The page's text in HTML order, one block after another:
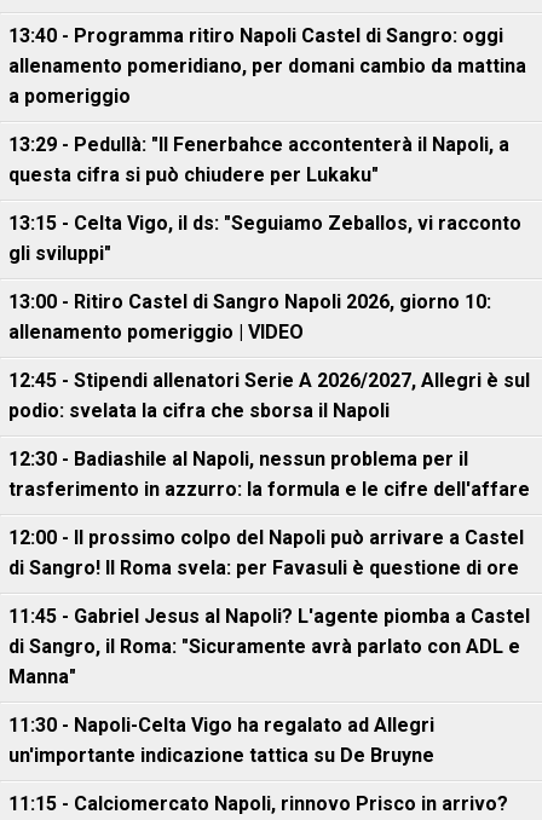
13:40 - Programma ritiro Napoli Castel di Sangro: oggi
allenamento pomeridiano, per domani cambio da mattina
a pomeriggio
13:29 - Pedullà: "Il Fenerbahce accontenterà il Napoli, a
questa cifra si può chiudere per Lukaku"
13:15 - Celta Vigo, il ds: "Seguiamo Zeballos, vi racconto
gli sviluppi"
13:00 - Ritiro Castel di Sangro Napoli 2026, giorno 10:
allenamento pomeriggio | VIDEO
12:45 - Stipendi allenatori Serie A 2026/2027, Allegri è sul
podio: svelata la cifra che sborsa il Napoli
12:30 - Badiashile al Napoli, nessun problema per il
trasferimento in azzurro: la formula e le cifre dell'affare
12:00 - Il prossimo colpo del Napoli può arrivare a Castel
di Sangro! Il Roma svela: per Favasuli è questione di ore
11:45 - Gabriel Jesus al Napoli? L'agente piomba a Castel
di Sangro, il Roma: "Sicuramente avrà parlato con ADL e
Manna"
11:30 - Napoli-Celta Vigo ha regalato ad Allegri
un'importante indicazione tattica su De Bruyne
11:15 - Calciomercato Napoli, rinnovo Prisco in arrivo?